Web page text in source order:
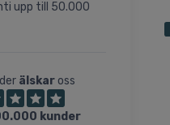
upp till 50.000
älskar oss
kunder